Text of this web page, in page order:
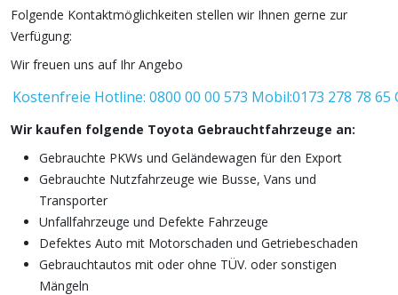
Folgende Kontaktmöglichkeiten stellen wir Ihnen gerne zur
Verfügung:
Wir freuen uns auf Ihr Angebo
Kostenfreie Hotline: 0800 00 00 573 Mobil:0173 278 78 65
Wir kaufen folgende Toyota Gebrauchtfahrzeuge an:
Gebrauchte PKWs und Geländewagen für den Export
Gebrauchte Nutzfahrzeuge wie Busse, Vans und
Transporter
Unfallfahrzeuge und Defekte Fahrzeuge
Defektes Auto mit Motorschaden und Getriebeschaden
Gebrauchtautos mit oder ohne TÜV. oder sonstigen
Mängeln